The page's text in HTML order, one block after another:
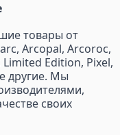
товары от
Arcopal, Arcoroc,
Edition, Pixel,
другие. Мы
своих